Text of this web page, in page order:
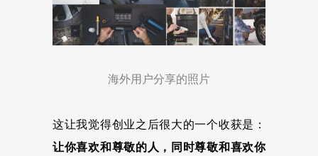
海外用户分享的照片
这让我觉得创业之后很大的一个收获是：
让你喜欢和尊敬的人，同时尊敬和喜欢你